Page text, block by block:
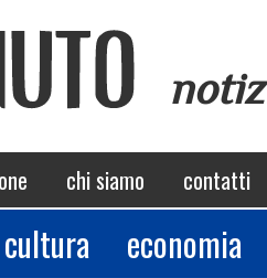
chi siamo contatti
cultura economia